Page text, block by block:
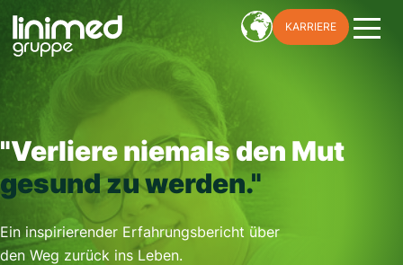
Skip
to
content
KARRIERE
"Verliere niemals den Mut
gesund zu werden."
Ein inspirierender Erfahrungsbericht über
den Weg zurück ins Leben.